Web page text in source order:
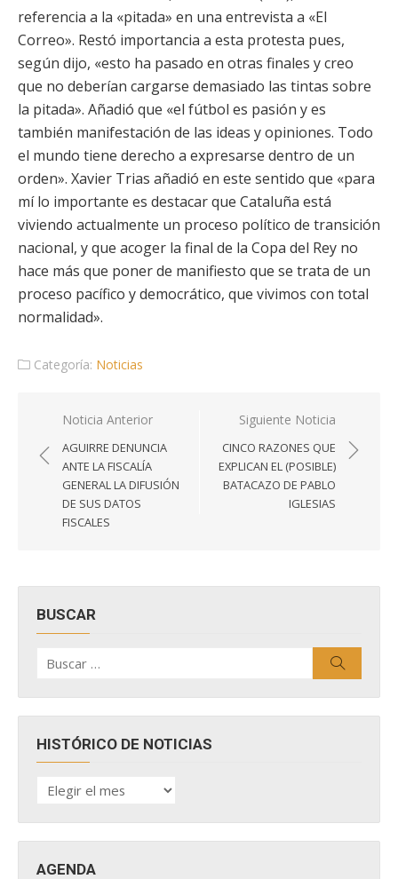
referencia a la «pitada» en una entrevista a «El
Correo». Restó importancia a esta protesta pues,
según dijo, «esto ha pasado en otras finales y creo
que no deberían cargarse demasiado las tintas sobre
la pitada». Añadió que «el fútbol es pasión y es
también manifestación de las ideas y opiniones. Todo
el mundo tiene derecho a expresarse dentro de un
orden». Xavier Trias añadió en este sentido que «para
mí lo importante es destacar que Cataluña está
viviendo actualmente un proceso político de transición
nacional, y que acoger la final de la Copa del Rey no
hace más que poner de manifiesto que se trata de un
proceso pacífico y democrático, que vivimos con total
normalidad».
Categoría: Noticias
Navegación
de
entradas
Noticia Anterior
AGUIRRE DENUNCIA
ANTE LA FISCALÍA
GENERAL LA DIFUSIÓN
DE SUS DATOS
FISCALES
Siguiente Noticia
CINCO RAZONES QUE
EXPLICAN EL (POSIBLE)
BATACAZO DE PABLO
IGLESIAS
BUSCAR
por:
HISTÓRICO DE NOTICIAS
HISTÓRICO
DE
AGENDA